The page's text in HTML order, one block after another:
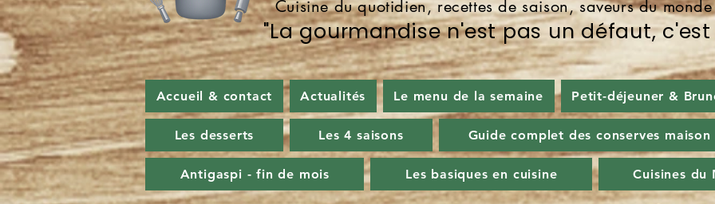
Cuisine du quotidien, recettes de saison, saveurs du
"La gourmandise n'est pas un défaut,
Accueil & contact Actualités Le menu de la semaine Petit-déjeuner &
Les desserts Les 4 saisons Guide complet des conserves maison
Antigaspi - fin de mois Les basiques en cuisine Cuisines du